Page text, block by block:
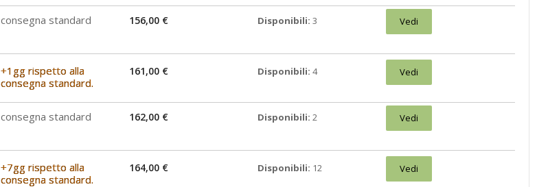
consegna standard 156,00 € Disponibili: 3 Vedi
+1gg rispetto alla
consegna standard.
161,00 € Disponibili: 4 Vedi
consegna standard 162,00 € Disponibili: 2 Vedi
+7gg rispetto alla
consegna standard.
164,00 € Disponibili: 12 Vedi